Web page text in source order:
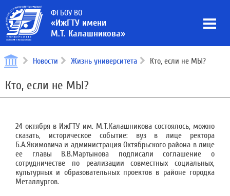
ФГБОУ ВО
«ИжГТУ имени
М.Т. Калашникова»
Новости Жизнь университета Кто, если не МЫ?
Кто, если не МЫ?
24 октября в ИжГТУ им. М.Т.Калашникова состоялось, можно
сказать, историческое событие: вуз в лице ректора
Б.А.Якимовича и администрация Октябрьского района в лице
ее главы В.В.Мартынова подписали соглашение о
сотрудничестве по реализации совместных социальных,
культурных и образовательных проектов в районе городка
Металлургов.